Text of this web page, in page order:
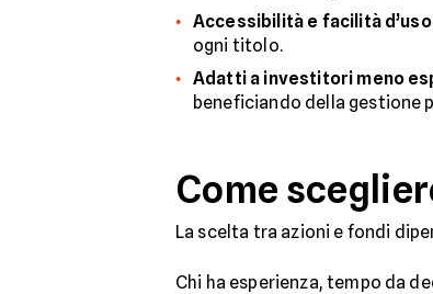
Accessibilità e facilità d’uso
ogni titolo.
Adatti a investitori meno
beneficiando della gestione
Come
La scelta tra azioni e fondi
Chi ha esperienza, tempo da